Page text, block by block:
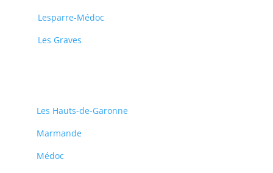
Lesparre-Médoc
Les Graves
Les Hauts-de-Garonne
Marmande
Médoc